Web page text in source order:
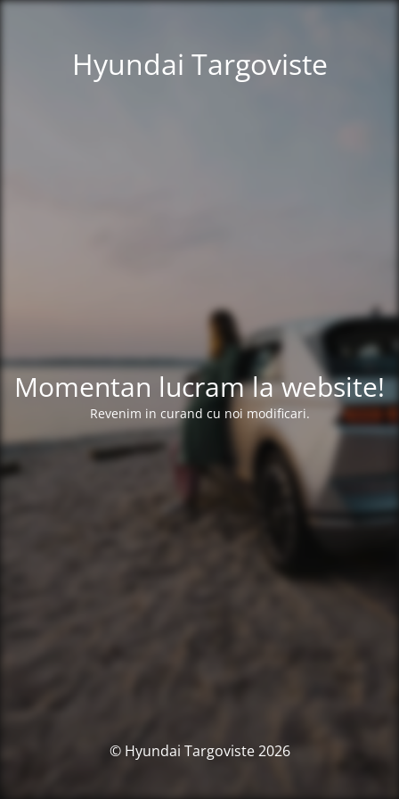
Hyundai Targoviste
Momentan lucram la website!
Revenim in curand cu noi modificari.
© Hyundai Targoviste 2026